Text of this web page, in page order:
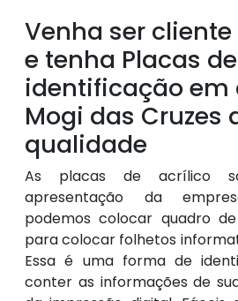
Venha ser
e tenha Placas de
identificação em
Mogi das Cruzes
qualidade
As placas de acrílico
apresentação da
podemos colocar quadro
para colocar folhetos
Essa é uma forma de
conter as informações de